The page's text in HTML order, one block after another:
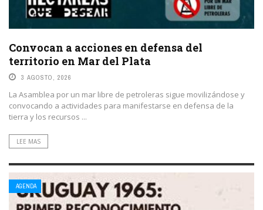
Convocan a acciones en defensa del
territorio en Mar del Plata
3 AGOSTO, 2026
La Asamblea por un mar libre de petroleras sigue movilizándose y
convocando a actividades para manifestarse en defensa de la
tierra y los recursos ...
LEE MAS
AGENDA